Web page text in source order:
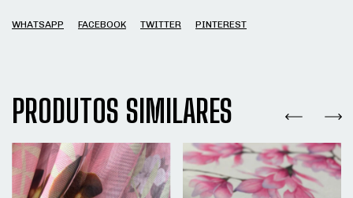
WHATSAPP FACEBOOK TWITTER PINTEREST
PRODUTOS SIMILARES